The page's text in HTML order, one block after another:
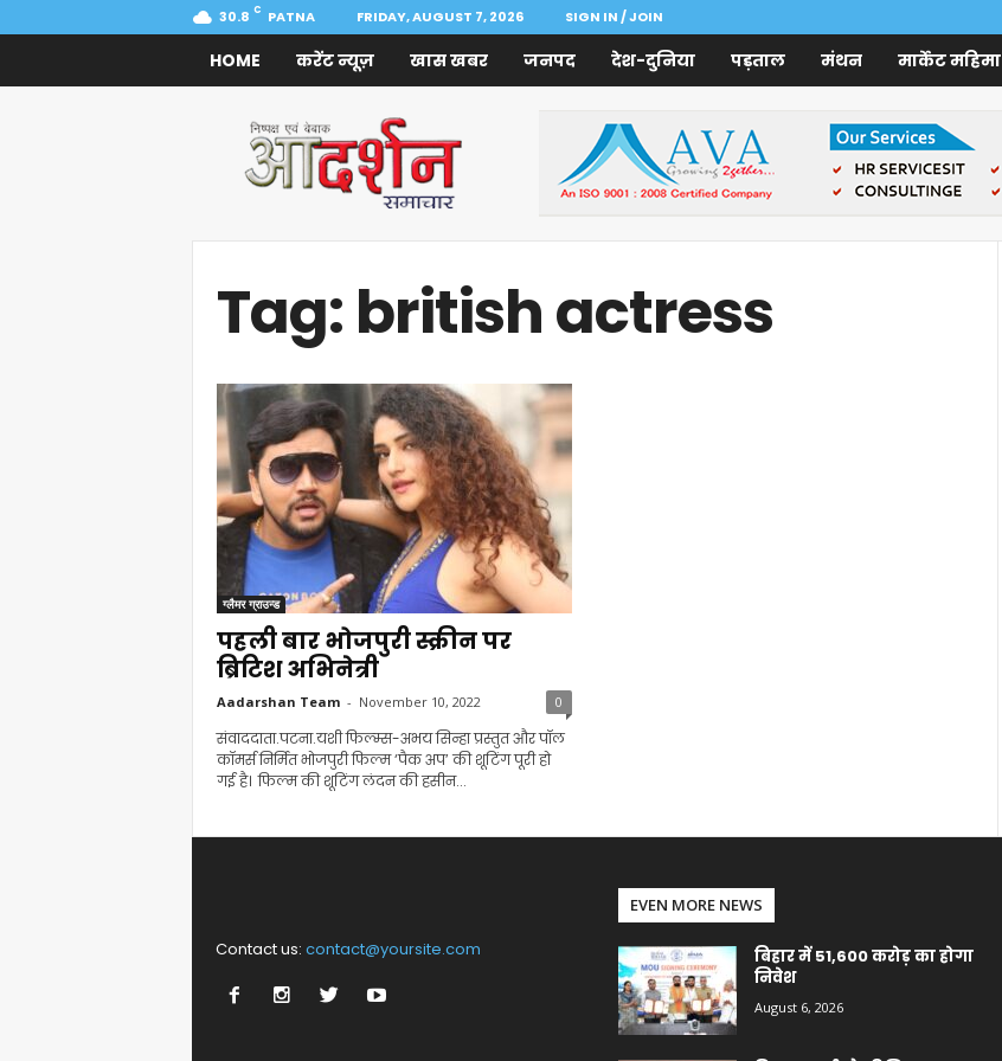
30.8 C PATNA FRIDAY, AUGUST 7, 2026 SIGN IN / JOIN
HOME करेंट न्यूज़ खास खबर जनपद देश-दुनिया पड़ताल मंथन मार्केट महिमा
Samachar
Tag: british actress
ग्लैमर ग्राउन्ड
पहली बार भोजपुरी स्क्रीन पर
ब्रिटिश अभिनेत्री
Aadarshan Team - November 10, 2022 0
संवाददाता.पटना.यशी फिल्म्स-अभय सिन्हा प्रस्तुत और पॉल
कॉमर्स निर्मित भोजपुरी फिल्म ‘पैक अप’ की शूटिंग पूरी हो
गई है। फिल्म की शूटिंग लंदन की हसीन...
Contact us: contact@yoursite.com
EVEN MORE NEWS
बिहार में 51,600 करोड़ का होगा
निवेश
August 6, 2026